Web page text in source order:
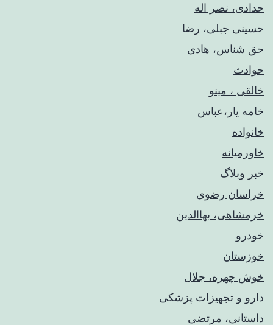
حدادی، نصر اله
حسینی جبلی، رضا
حق شناس، هادی
حوادث
خالقی ، مینو
خامه یار،عباس
خانواده
خاورمیانه
خبر وبلاگ
خراسان رضوی
خرمشاهی، بهاالدین
خودرو
خوزستان
خوش چهره، جلال
دارو و تجهیزات پزشکی
داستانی، مرتضی